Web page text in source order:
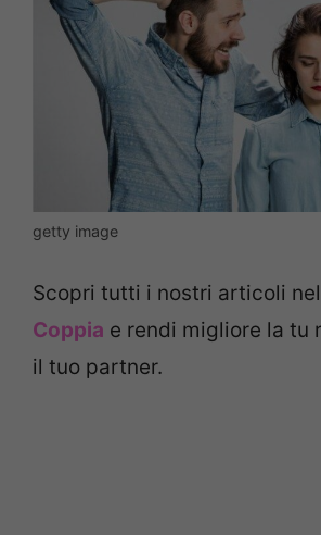
getty image
Scopri tutti i nostri articoli
Coppia e rendi migliore la tu
il tuo partner.